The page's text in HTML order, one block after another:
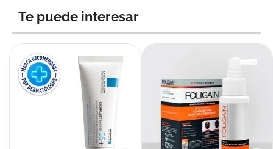
Te puede interesar